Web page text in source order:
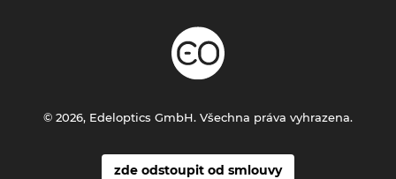
zde odstoupit od smlouvy
© 2026, Edeloptics GmbH. Všechna práva vyhrazena.